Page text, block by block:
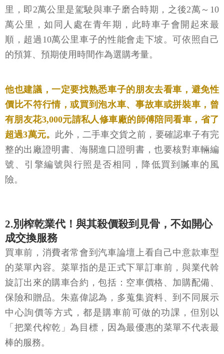
里，即2萬公里是駕駛與車子磨合時期，之後2萬～10
萬公里，如同人處在青年期，此時車子會開起來最
順，超過10萬公里車子的性能會走下坡。可依照自己
的預算、預期使用時間作為選購考量。
他也建議，一定要找熟悉車子的朋友去看車，避免性
價比不符行情，或買到泡水車、事故車或拼裝車，曾
有朋友花3,000元請私人修車廠的師傅陪同看車，省了
超過3萬元。 此外，二手車交貨之前，要確認車子有完
整的出廠證明書、海關進口證明書，也要核對車輛編
號、引擎編號與行照是否相同，降低買到贓車的風
險。
2.別榨乾業代！與其殺價殺到見骨，不如開心
成交換服務
買車前，消費者常會到汽車論壇上看自己中意款車型
的菜單內容。菜單指的是正式下單訂車前，與業代斡
旋訂出來的購車合約，包括：空車價格、加購配備、
保險和贈品。朱嘉偉認為，多蒐集資料、到不同展示
中心詢價等方式，都是購車前可做的功課，但別以
「把業代榨乾」為目標，因為最優惠的菜單不代表最
棒的服務。